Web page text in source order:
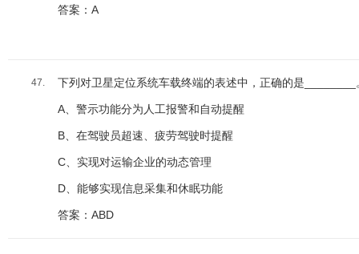
答案：A
47. 下列对卫星定位系统车载终端的表述中，正确的是________
A、警示功能分为人工报警和自动提醒
B、在驾驶员超速、疲劳驾驶时提醒
C、实现对运输企业的动态管理
D、能够实现信息采集和休眠功能
答案：ABD